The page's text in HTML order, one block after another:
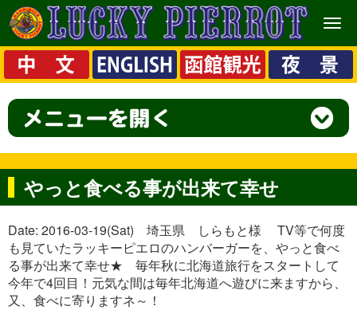
メ
ニ
ュ
ー
やっと食べる事が出来て幸せ
Date: 2016-03-19(Sat) 埼玉県 しらもと様 TV等で何度
も見ていたラッキーピエロのハンバーガーを、やっと食べ
る事が出来て幸せ★ 毎年秋に北海道旅行をスタートして
今年で4回目！元気な間は毎年北海道へ遊びに来ますから、
又、食べに寄りますネ～！